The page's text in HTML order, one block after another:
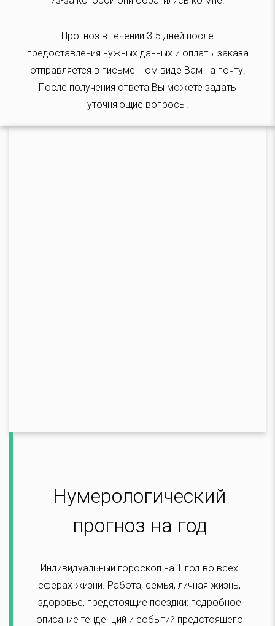
Прогноз в течении 3-5 дней после
предоставления нужных данных и оплаты заказа
отправляется в письменном виде Вам на почту.
После получения ответа Вы можете задать
уточняющие вопросы.
Нумерологический
прогноз на год
Индивидуальный гороскоп на 1 год во всех
сферах жизни. Работа, семья, личная жизнь,
здоровье, предстоящие поездки: подробное
описание тенденций и событий предстоящего